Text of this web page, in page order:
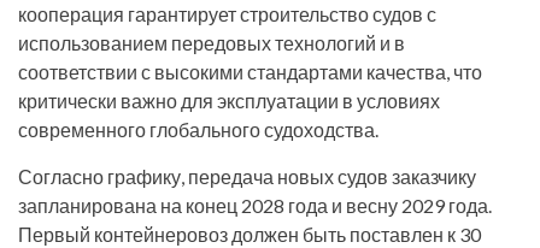
кооперация гарантирует строительство судов с
использованием передовых технологий и в
соответствии с высокими стандартами качества, что
критически важно для эксплуатации в условиях
современного глобального судоходства.
Согласно графику, передача новых судов заказчику
запланирована на конец 2028 года и весну 2029 года.
Первый контейнеровоз должен быть поставлен к 30